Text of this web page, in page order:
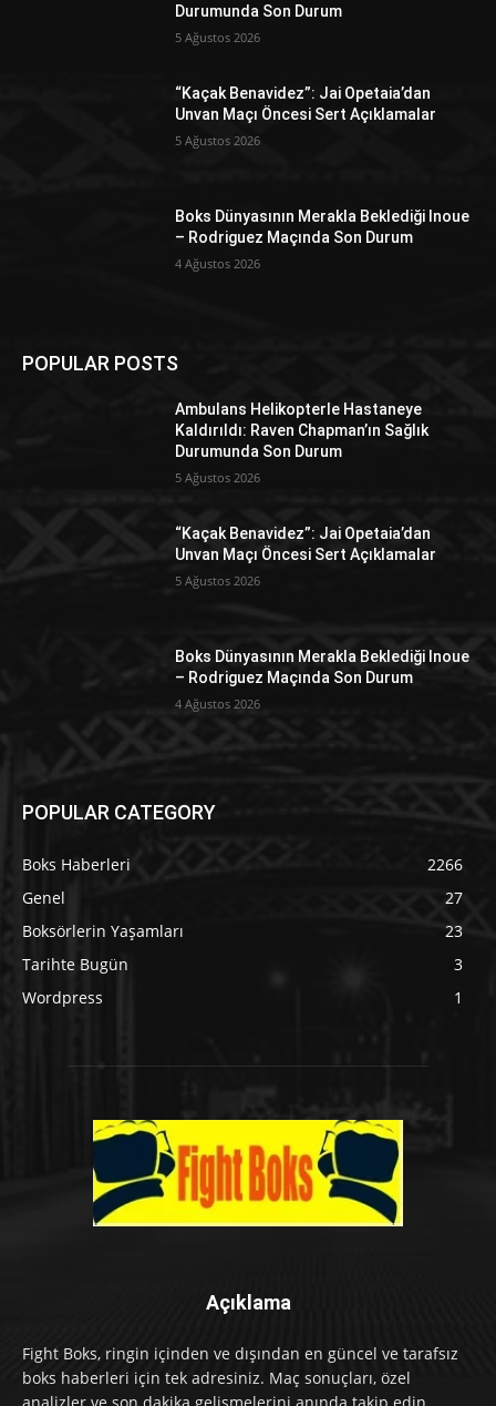
Durumunda Son Durum
5 Ağustos 2026
“Kaçak Benavidez”: Jai Opetaia’dan
Unvan Maçı Öncesi Sert Açıklamalar
5 Ağustos 2026
Boks Dünyasının Merakla Beklediği Inoue
– Rodriguez Maçında Son Durum
4 Ağustos 2026
POPULAR POSTS
Ambulans Helikopterle Hastaneye
Kaldırıldı: Raven Chapman’ın Sağlık
Durumunda Son Durum
5 Ağustos 2026
“Kaçak Benavidez”: Jai Opetaia’dan
Unvan Maçı Öncesi Sert Açıklamalar
5 Ağustos 2026
Boks Dünyasının Merakla Beklediği Inoue
– Rodriguez Maçında Son Durum
4 Ağustos 2026
POPULAR CATEGORY
Boks Haberleri
2266
Genel
27
Boksörlerin Yaşamları
23
Tarihte Bugün
3
Wordpress
1
Açıklama
Fight Boks, ringin içinden ve dışından en güncel ve tarafsız
boks haberleri için tek adresiniz. Maç sonuçları, özel